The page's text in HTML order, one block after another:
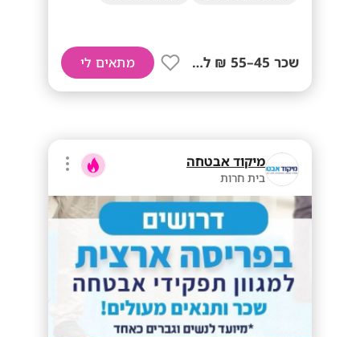
שכר 45–55 ₪ לשעה+ נסיעות! מתאים לי
מיקוד אבטחה
בית חרות